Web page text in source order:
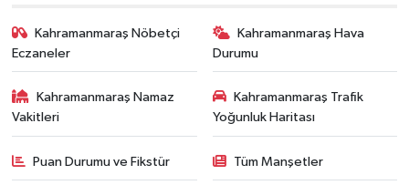
Kahramanmaraş Nöbetçi
Eczaneler
Kahramanmaraş Hava
Durumu
Kahramanmaraş Namaz
Vakitleri
Kahramanmaraş Trafik
Yoğunluk Haritası
Puan Durumu ve Fikstür Tüm Manşetler